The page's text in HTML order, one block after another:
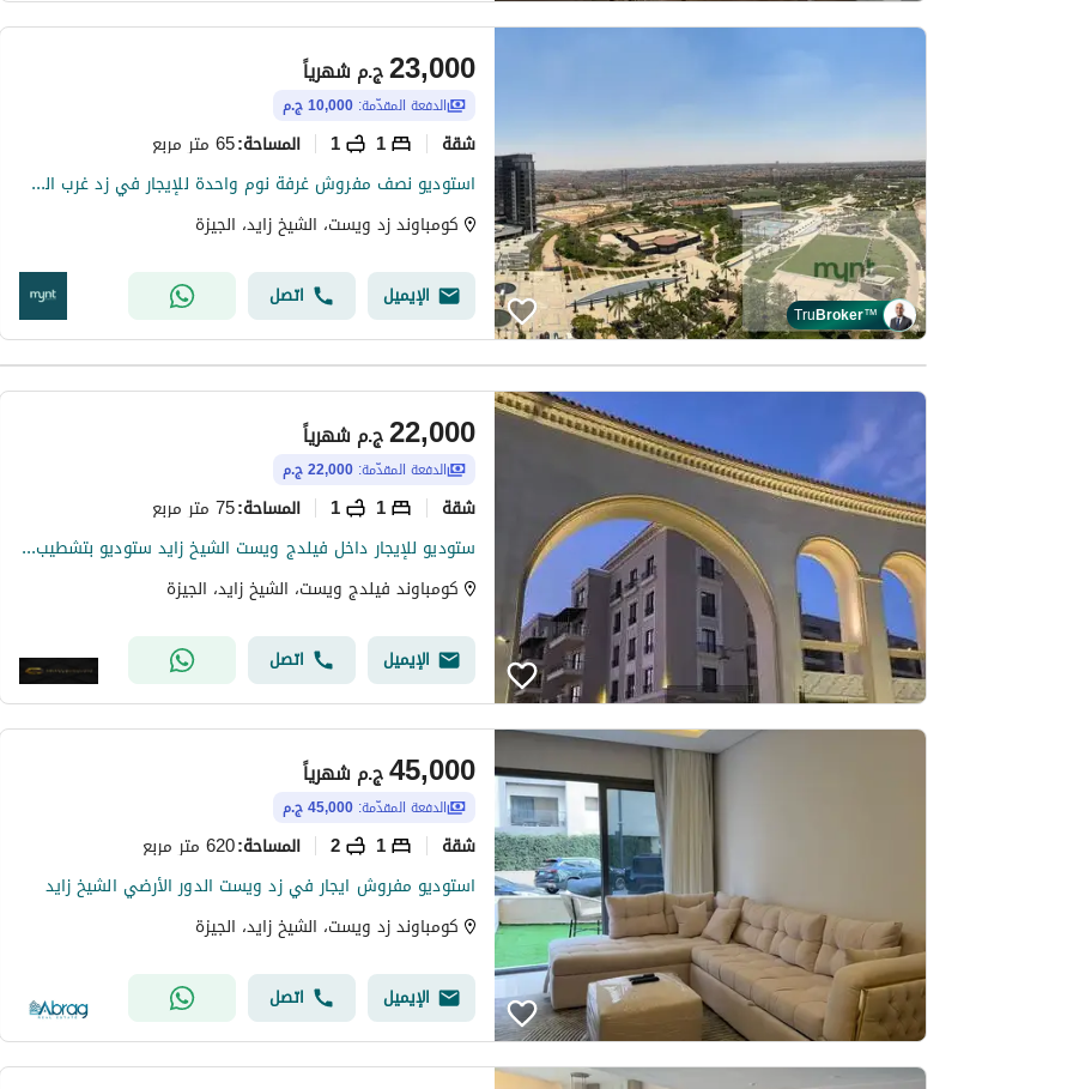
TruBroker™
ج.م23,000 شهرياً
الدفعة المقدّمة: 10,000 ج.م
شقة 1
1 المساحة:65 متر مربع
استوديو نصف مفروش غرفة نوم واحدة للإيجار في زد غرب الشيخ زايد | مينت للضيافة
كومباوند زد ويست، الشيخ زايد، الجيزة
الإيميل اتصل
ج.م22,000 شهرياً
الدفعة المقدّمة: 22,000 ج.م
شقة 1
1 المساحة:75 متر مربع
ستوديو للإيجار داخل فيلدج ويست الشيخ زايد ستوديو بتشطيب كامل بالتكييفات داخل كمبوند راقٍ وموقع مميز بالشيخ زايد.
كومباوند فيلدج ويست، الشيخ زايد، الجيزة
الإيميل اتصل
ج.م45,000 شهرياً
الدفعة المقدّمة: 45,000 ج.م
شقة 1
2 المساحة:620 متر مربع
استوديو مفروش ايجار في زد ويست الدور الأرضي الشيخ زايد
كومباوند زد ويست، الشيخ زايد، الجيزة
الإيميل اتصل